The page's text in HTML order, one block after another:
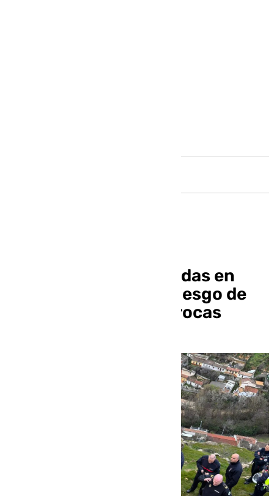
Desalojadas 13 viviendas en
Pinos Puente por el riesgo de
desprendimiento de rocas